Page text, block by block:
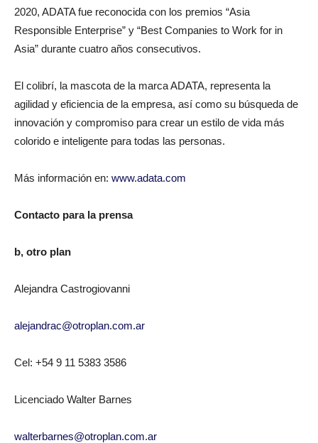
2020, ADATA fue reconocida con los premios “Asia
Responsible Enterprise” y “Best Companies to Work for in
Asia” durante cuatro años consecutivos.
El colibrí, la mascota de la marca ADATA, representa la
agilidad y eficiencia de la empresa, así como su búsqueda de
innovación y compromiso para crear un estilo de vida más
colorido e inteligente para todas las personas.
Más información en: www.adata.com
Contacto para la prensa
b, otro plan
Alejandra Castrogiovanni
alejandrac@otroplan.com.ar
Cel: +54 9 11 5383 3586
Licenciado Walter Barnes
walterbarnes@otroplan.com.ar